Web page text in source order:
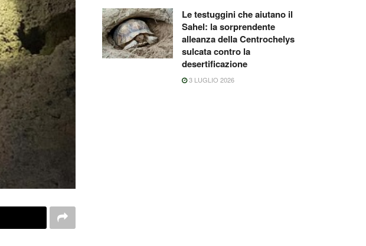
Le testuggini che aiutano il
Sahel: la sorprendente
alleanza della Centrochelys
sulcata contro la
desertificazione
3 LUGLIO 2026